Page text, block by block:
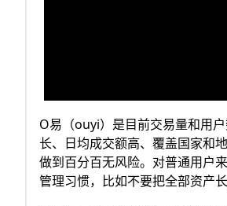
O易（ouyi）是目前交易量和用
长、日均成交额高、覆盖国家和
做到百分百无风险。对普通用户
管理习惯，比如不要把全部资产